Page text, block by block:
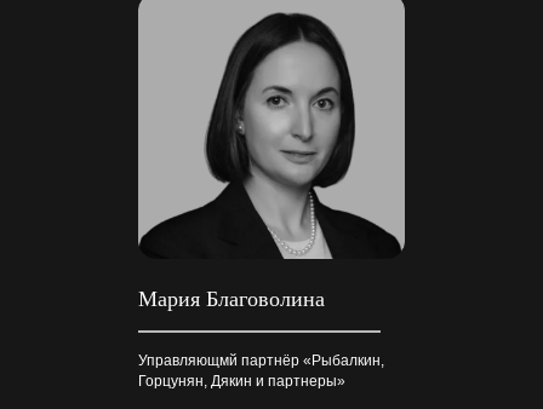
Мария Благоволина
Управляющмй партнёр «Рыбалкин,
Горцунян, Дякин и партнеры»